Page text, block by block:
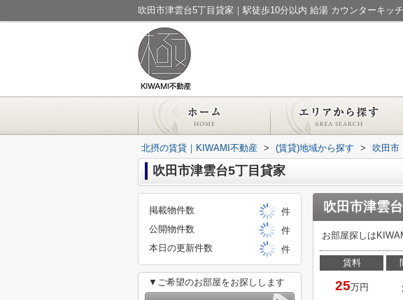
北摂の賃貸｜KIWAMI不動産 > (賃貸)地域から探す > 吹田市
吹田市津雲台5丁目貸家
吹田市津雲
お部屋探しは
賃料
25万円
掲載物件数
件
公開物件数
件
本日の更新件数
件
▼ご希望のお部屋をお探しします